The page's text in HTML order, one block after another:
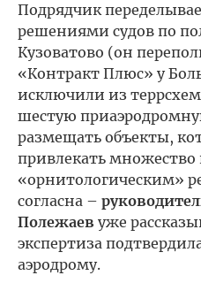
Подрядчик
решениями судов по
Кузоватово (он
«Контракт Плюс» у
исключили из
шестую
размещать объекты,
привлекать множество
«орнитологическим»
согласна –
Полежаев уже
экспертиза
аэродрому.